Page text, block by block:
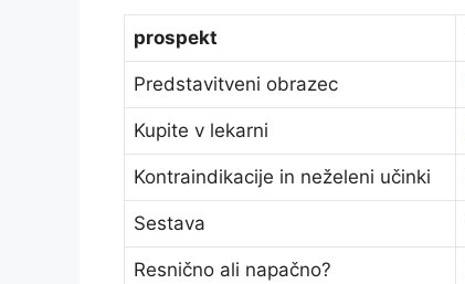
prospekt
Predstavitveni obrazec
Kupite v lekarni
Kontraindikacije in neželeni učinki
Sestava
Resnično ali napačno?